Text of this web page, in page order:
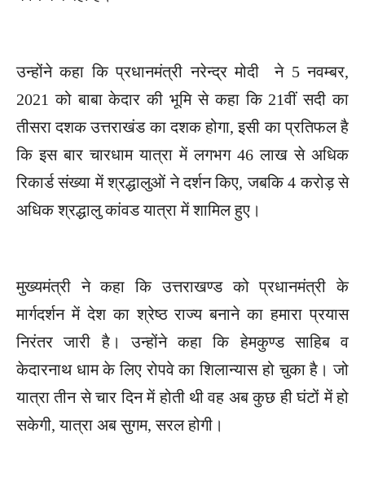
उन्होंने कहा कि प्रधानमंत्री नरेन्द्र मोदी ने 5 नवम्बर,
2021 को बाबा केदार की भूमि से कहा कि 21वीं सदी का
तीसरा दशक उत्तराखंड का दशक होगा, इसी का प्रतिफल है
कि इस बार चारधाम यात्रा में लगभग 46 लाख से अधिक
रिकार्ड संख्या में श्रद्धालुओं ने दर्शन किए, जबकि 4 करोड़ से
अधिक श्रद्धालु कांवड यात्रा में शामिल हुए।
मुख्यमंत्री ने कहा कि उत्तराखण्ड को प्रधानमंत्री के
मार्गदर्शन में देश का श्रेष्ठ राज्य बनाने का हमारा प्रयास
निरंतर जारी है। उन्होंने कहा कि हेमकुण्ड साहिब व
केदारनाथ धाम के लिए रोपवे का शिलान्यास हो चुका है। जो
यात्रा तीन से चार दिन में होती थी वह अब कुछ ही घंटों में हो
सकेगी, यात्रा अब सुगम, सरल होगी।